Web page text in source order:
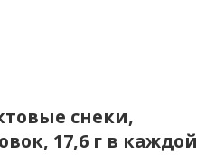
снеки,
17,6 г в каждой